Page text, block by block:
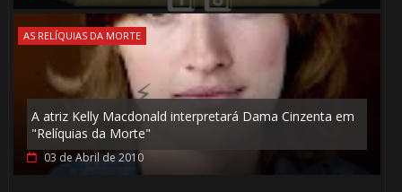
AS RELÍQUIAS DA MORTE
A atriz Kelly Macdonald interpretará Dama Cinzenta em
"Relíquias da Morte"
03 de Abril de 2010
🎈
⚡